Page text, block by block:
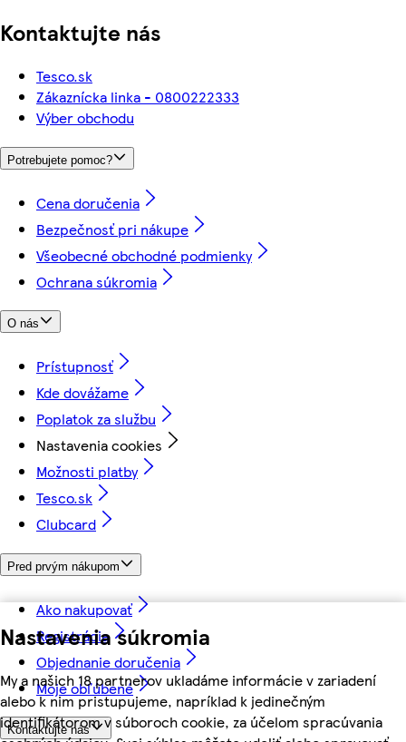
Nastavenia súkromia
My a našich 18 partnerov ukladáme informácie v zariadení
alebo k nim pristupujeme, napríklad k jedinečným
identifikátorom v súboroch cookie, za účelom spracúvania
Kontaktujte nás
Tesco.sk
Zákaznícka linka - 0800222333
Výber obchodu
Potrebujete pomoc?
Cena doručenia
Bezpečnosť pri nákupe
Všeobecné obchodné podmienky
Ochrana súkromia
O nás
Prístupnosť
Kde dovážame
Poplatok za službu
Nastavenia cookies
Možnosti platby
Tesco.sk
Clubcard
Pred prvým nákupom
Ako nakupovať
Registrácia
Objednanie doručenia
Moje obľúbené
Kontaktujte nás